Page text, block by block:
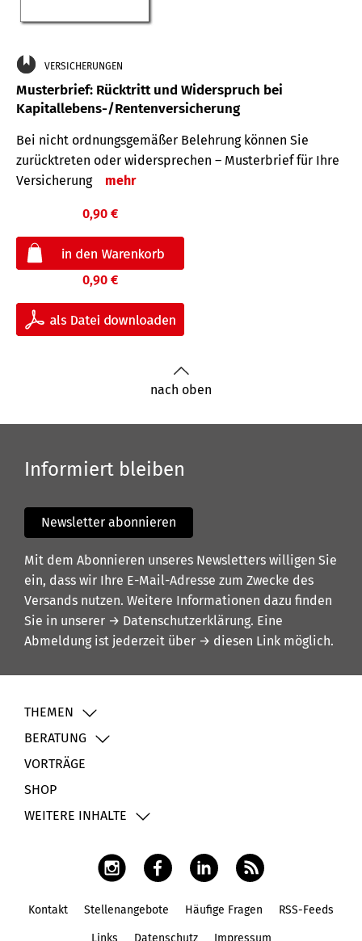
VERSICHERUNGEN
Musterbrief: Rücktritt und Widerspruch bei
Kapitallebens-/Rentenversicherung
Bei nicht ordnungsgemäßer Belehrung können Sie
zurücktreten oder widersprechen – Musterbrief für Ihre
Versicherung
mehr
0,90 €
0,90 €
nach oben
Informiert bleiben
Newsletter abonnieren
Mit dem Abonnieren unseres Newsletters willigen Sie
ein, dass wir Ihre E-Mail-Adresse zum Zwecke des
Versands nutzen. Weitere Informationen dazu finden
Sie in unserer → Datenschutzerklärung. Eine
Abmeldung ist jederzeit über → diesen Link möglich.
THEMEN
BERATUNG
VORTRÄGE
SHOP
WEITERE INHALTE
Kontakt Stellenangebote Häufige Fragen RSS-Feeds